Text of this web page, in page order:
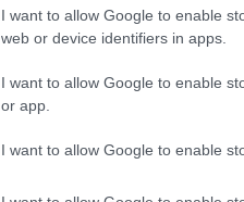
I want to allow Google to enable
web or device identifiers in apps.
I want to allow Google to enable
or app.
I want to allow Google to enable